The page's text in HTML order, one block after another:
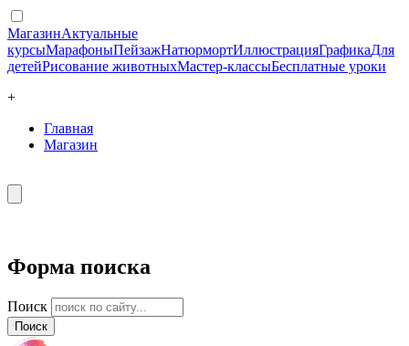
МагазинАктуальные
курсыМарафоныПейзажНатюрмортИллюстрацияГрафикаДля
детейРисование животныхМастер-классыБесплатные уроки
+
Главная
Магазин
Форма поиска
Поиск